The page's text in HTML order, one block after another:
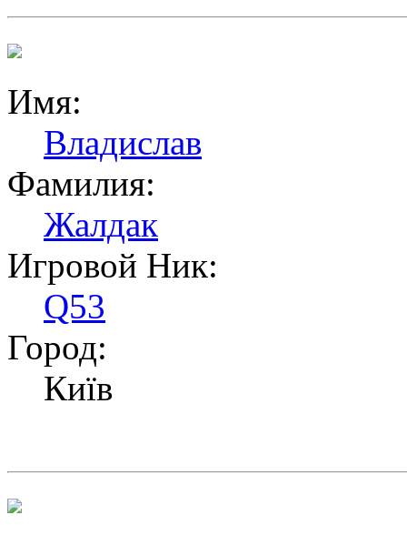
Имя:
Владислав
Фамилия:
Жалдак
Игровой Ник:
Q53
Город:
Київ